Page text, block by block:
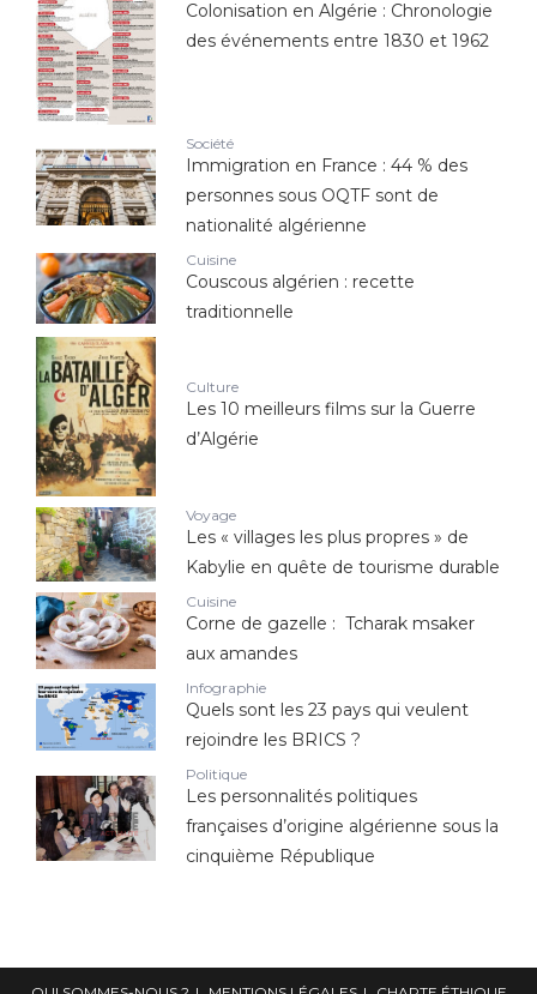
Colonisation en Algérie : Chronologie
des événements entre 1830 et 1962
Société
Immigration en France : 44 % des
personnes sous OQTF sont de
nationalité algérienne
Cuisine
Couscous algérien : recette
traditionnelle
Culture
Les 10 meilleurs films sur la Guerre
d’Algérie
Voyage
Les « villages les plus propres » de
Kabylie en quête de tourisme durable
Cuisine
Corne de gazelle : Tcharak msaker
aux amandes
Infographie
Quels sont les 23 pays qui veulent
rejoindre les BRICS ?
Politique
Les personnalités politiques
françaises d’origine algérienne sous la
cinquième République